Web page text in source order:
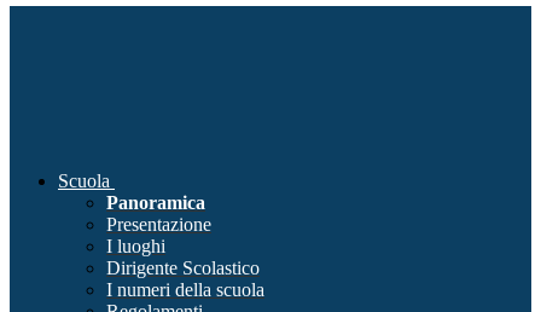
Scuola
Panoramica
Presentazione
I luoghi
Dirigente Scolastico
I numeri della scuola